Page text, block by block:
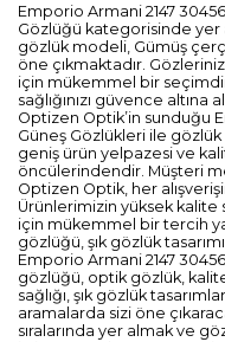
Emporio Armani 2147
Gözlüğü kategorisinde yer
gözlük modeli, Gümüş
öne çıkmaktadır.
için mükemmel bir
sağlığınızı güvence altına
Optizen Optik’in sunduğu
Güneş Gözlükleri ile gözlük
geniş ürün yelpazesi ve
öncülerindendir. Müşteri
Optizen Optik, her
Ürünlerimizin yüksek kalite
için mükemmel bir tercih
gözlüğü, şık gözlük
Emporio Armani 2147
gözlüğü, optik gözlük,
sağlığı, şık gözlük
aramalarda sizi öne
sıralarında yer almak ve